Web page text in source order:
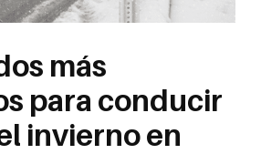
más
para conducir
invierno en